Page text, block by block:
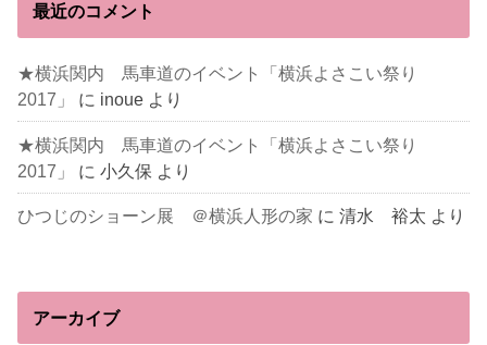
最近のコメント
★横浜関内 馬車道のイベント「横浜よさこい祭り
2017」
に inoue より
★横浜関内 馬車道のイベント「横浜よさこい祭り
2017」
に小久保 より
ひつじのショーン展 ＠横浜人形の家 に清水 裕太 より
アーカイブ